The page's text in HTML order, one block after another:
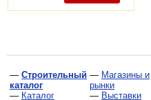
— Строительный
каталог
— Каталог
— Магазины и
рынки
— Выставки